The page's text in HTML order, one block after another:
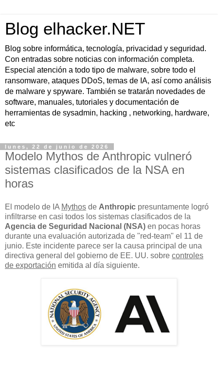
Blog elhacker.NET
Blog sobre informática, tecnología, privacidad y seguridad.
Con entradas sobre noticias con información completa.
Especial atención a todo tipo de malware, sobre todo el
ransomware, ataques DDoS, temas de IA, así como análisis
de malware y spyware. También se tratarán novedades de
software, manuales, tutoriales y documentación de
herramientas de sysadmin, hacking , networking, hardware,
etc
lunes, 22 de junio de 2026
Modelo Mythos de Anthropic vulneró
sistemas clasificados de la NSA en
horas
El modelo de IA Mythos de Anthropic presuntamente logró
infiltrarse en casi todos los sistemas clasificados de la
Agencia de Seguridad Nacional (NSA) en pocas horas
durante una evaluación autorizada de "red-team" el 11 de
junio. Este incidente parece ser la causa principal de una
directiva general del gobierno de EE. UU. sobre controles
de exportación emitida al día siguiente.